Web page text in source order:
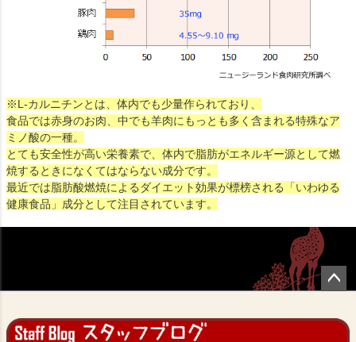
※L-カルニチンとは、体内でも少量作られており、
食品では赤身のお肉、中でも羊肉にもっとも多く含まれる特殊なア
ミノ酸の一種。
とても安全性が高い栄養素で、体内で脂肪がエネルギー源として燃
焼するときになくてはならない成分です。
最近では脂肪酸燃焼によるダイエット効果が標榜される「いわゆる
健康食品」成分として注目されています。
ジト